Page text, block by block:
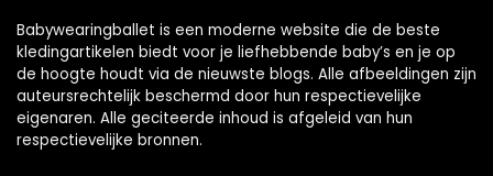
Babywearingballet is een moderne website die de beste
kledingartikelen biedt voor je liefhebbende baby’s en je op
de hoogte houdt via de nieuwste blogs. Alle afbeeldingen zijn
auteursrechtelijk beschermd door hun respectievelijke
eigenaren. Alle geciteerde inhoud is afgeleid van hun
respectievelijke bronnen.